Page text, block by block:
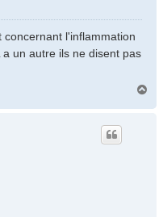
l'inflammation
un autre ils ne disent pas